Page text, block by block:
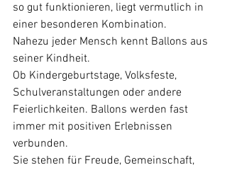
so gut funktionieren, liegt vermutlich in
einer besonderen Kombination.
Nahezu jeder Mensch kennt Ballons aus
seiner Kindheit.
Ob Kindergeburtstage, Volksfeste,
Schulveranstaltungen oder andere
Feierlichkeiten. Ballons werden fast
immer mit positiven Erlebnissen
verbunden.
Sie stehen für Freude, Gemeinschaft,